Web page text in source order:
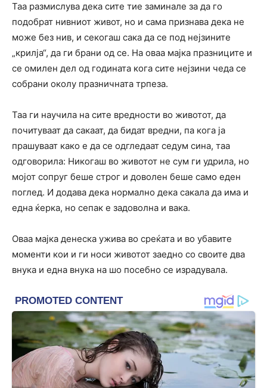
Таа размислува дека сите тие заминале за да го
подобрат нивниот живот, но и сама признава дека не
може без нив, и секогаш сака да се под нејзините
„крилја“, да ги брани од се. На оваа мајка празниците и
се омилен дел од годината кога сите нејзини чеда се
собрани околу празничната трпеза.
Таа ги научила на сите вредности во животот, да
почитуваат да сакаат, да бидат вредни, па кога ја
прашуваат како е да се одгледаат седум сина, таа
одговорила: Никогаш во животот не сум ги удрила, но
мојот сопруг беше строг и доволен беше само еден
поглед. И додава дека нормално дека сакала да има и
една ќерка, но сепак е задоволна и вака.
Оваа мајка денеска ужива во среќата и во убавите
моменти кои и ги носи животот заедно со своите два
внука и една внука на шо посебно се израдувала.